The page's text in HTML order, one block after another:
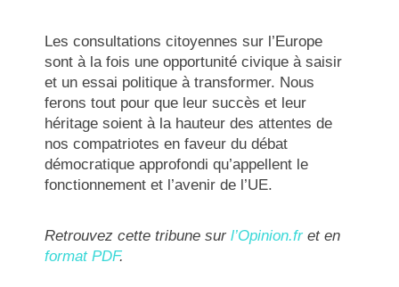
Les consultations citoyennes sur l’Europe
sont à la fois une opportunité civique à saisir
et un essai politique à transformer. Nous
ferons tout pour que leur succès et leur
héritage soient à la hauteur des attentes de
nos compatriotes en faveur du débat
démocratique approfondi qu’appellent le
fonctionnement et l’avenir de l’UE.
Retrouvez cette tribune surl’Opinion.fret en
format PDF.